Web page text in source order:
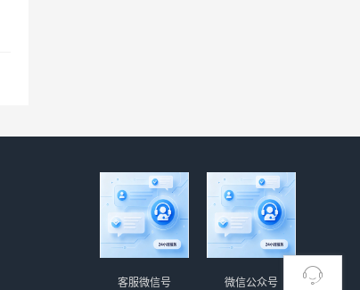
微信公众号
客服微信号